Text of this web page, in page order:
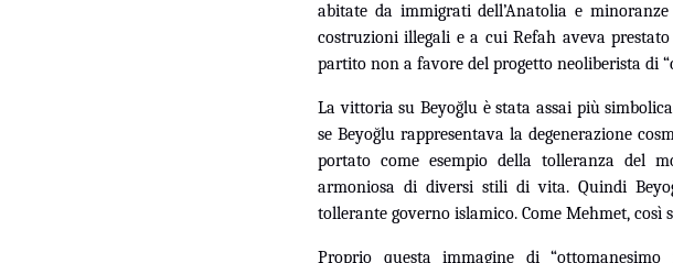
abitate da immigrati dell’Anatolia e
costruzioni illegali e a cui Refah aveva
partito non a favore del progetto neoliberista di
La vittoria su Beyoğlu è stata assai più
se Beyoğlu rappresentava la degenerazione
portato come esempio della tolleranza del
armoniosa di diversi stili di vita. Quindi
tollerante governo islamico. Come Mehmet, così
Proprio questa immagine di “ottomanesimo